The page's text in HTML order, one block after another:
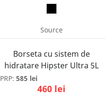
Source
Borseta cu sistem de
hidratare Hipster Ultra 5L
PRP: 585 lei
460 lei